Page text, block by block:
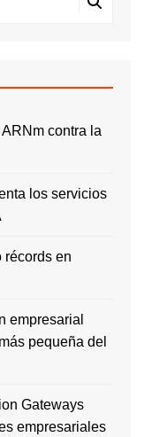
contra la
los servicios
récords en
empresarial
pequeña del
Gateways
empresariales